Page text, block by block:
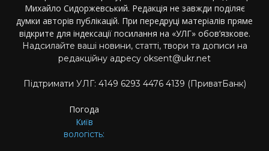
Михайло Сидоржевський. Редакція не завжди поділяє
думки авторів публікацій. При передруці матеріалів пряме
відкрите для індексації посилання на «УЛГ» обов’язкове.
Надсилайте ваші новини, статті, твори та дописи на
редакційну адресу oksent@ukr.net
Підтримати УЛГ: 4149 6293 4476 4139 (ПриватБанк)
Погода
Київ
вологість: